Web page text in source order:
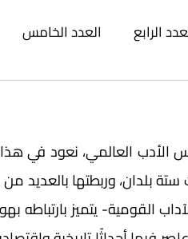
الرابع العدد الخامس
العدد السادس عشر
العدد الحادي والعشرون